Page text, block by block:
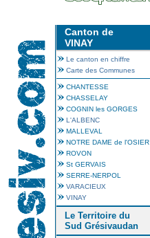
Canton de
VINAY
Le canton en chiffre
Carte des Communes
CHANTESSE
CHASSELAY
COGNIN les GORGES
L'ALBENC
MALLEVAL
NOTRE DAME de l'OSIER
ROVON
St GERVAIS
SERRE-NERPOL
VARACIEUX
VINAY
Le Territoire du
Sud Grésivaudan